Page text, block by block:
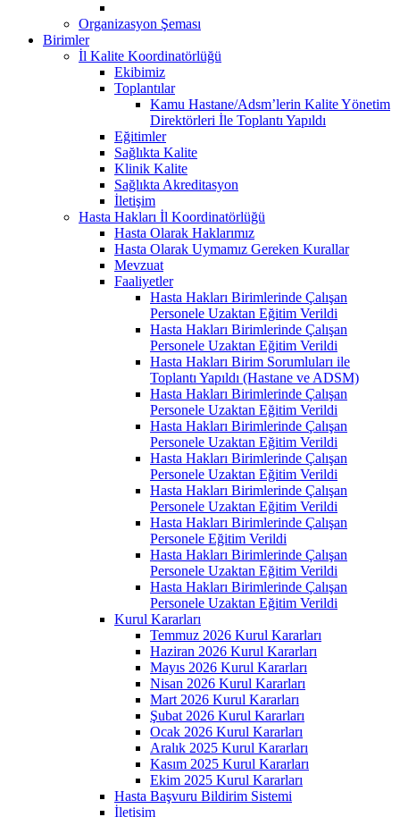
Organizasyon Şeması
Birimler
İl Kalite Koordinatörlüğü
Ekibimiz
Toplantılar
Kamu Hastane/Adsm’lerin Kalite Yönetim
Direktörleri İle Toplantı Yapıldı
Eğitimler
Sağlıkta Kalite
Klinik Kalite
Sağlıkta Akreditasyon
İletişim
Hasta Hakları İl Koordinatörlüğü
Hasta Olarak Haklarımız
Hasta Olarak Uymamız Gereken Kurallar
Mevzuat
Faaliyetler
Hasta Hakları Birimlerinde Çalışan
Personele Uzaktan Eğitim Verildi
Hasta Hakları Birimlerinde Çalışan
Personele Uzaktan Eğitim Verildi
Hasta Hakları Birim Sorumluları ile
Toplantı Yapıldı (Hastane ve ADSM)
Hasta Hakları Birimlerinde Çalışan
Personele Uzaktan Eğitim Verildi
Hasta Hakları Birimlerinde Çalışan
Personele Uzaktan Eğitim Verildi
Hasta Hakları Birimlerinde Çalışan
Personele Uzaktan Eğitim Verildi
Hasta Hakları Birimlerinde Çalışan
Personele Uzaktan Eğitim Verildi
Hasta Hakları Birimlerinde Çalışan
Personele Eğitim Verildi
Hasta Hakları Birimlerinde Çalışan
Personele Uzaktan Eğitim Verildi
Hasta Hakları Birimlerinde Çalışan
Personele Uzaktan Eğitim Verildi
Kurul Kararları
Temmuz 2026 Kurul Kararları
Haziran 2026 Kurul Kararları
Mayıs 2026 Kurul Kararları
Nisan 2026 Kurul Kararları
Mart 2026 Kurul Kararları
Şubat 2026 Kurul Kararları
Ocak 2026 Kurul Kararları
Aralık 2025 Kurul Kararları
Kasım 2025 Kurul Kararları
Ekim 2025 Kurul Kararları
Hasta Başvuru Bildirim Sistemi
İletişim